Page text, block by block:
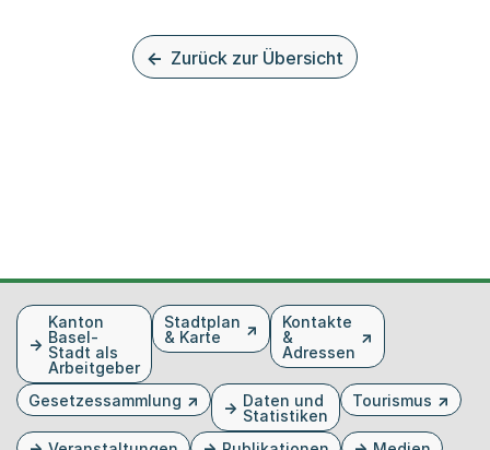
Zurück zur Übersicht
FusszeileKanton
Basel-
Stadt als
Arbeitgeber
Stadtplan
& Karte
Kontakte
&
Adressen
Gesetzessammlung
Daten und
Statistiken
Tourismus